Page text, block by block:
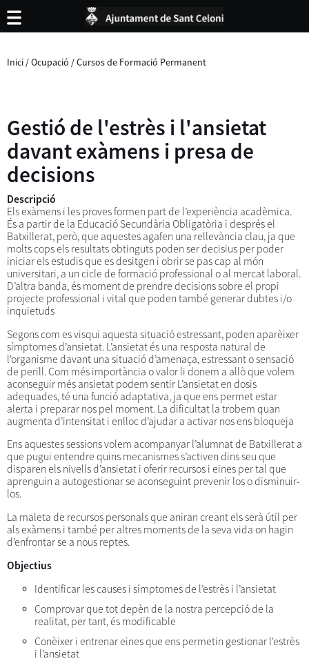
Inici /Ocupació /Cursos de Formació Permanent
Gestió de l'estrès i l'ansietat
davant exàmens i presa de
decisions
Descripció
Els exàmens i les proves formen part de l’experiència acadèmica.
És a partir de la Educació Secundària Obligatòria i després el
Batxillerat, però, que aquestes agafen una rellevància clau, ja que
molts cops els resultats obtinguts poden ser decisius per poder
iniciar els estudis que es desitgen i obrir se pas cap al món
universitari, a un cicle de formació professional o al mercat laboral.
D’altra banda, és moment de prendre decisions sobre el propi
projecte professional i vital que poden també generar dubtes i/o
inquietuds
Segons com es visqui aquesta situació estressant, poden aparèixer
símptomes d’ansietat. L’ansietat és una resposta natural de
l'organisme davant una situació d’amenaça, estressant o sensació
de perill. Com més importància o valor li donem a allò que volem
aconseguir més ansietat podem sentir L’ansietat en dosis
adequades, té una funció adaptativa, ja que ens permet estar
alerta i preparar nos pel moment. La dificultat la trobem quan
augmenta d’intensitat i enlloc d’ajudar a activar nos ens bloqueja
Ens aquestes sessions volem acompanyar l’alumnat de Batxillerat a
que pugui entendre quins mecanismes s’activen dins seu que
disparen els nivells d’ansietat i oferir recursos i eines per tal que
aprenguin a autogestionar se aconseguint prevenir los o disminuir-
los.
La maleta de recursos personals que aniran creant els serà útil per
als exàmens i també per altres moments de la seva vida on hagin
d’enfrontar se a nous reptes.
Objectius
Identificar les causes i símptomes de l’estrès i l’ansietat
Comprovar que tot depèn de la nostra percepció de la
realitat, per tant, és modificable
Conèixer i entrenar eines que ens permetin gestionar l'estrès
i l’ansietat